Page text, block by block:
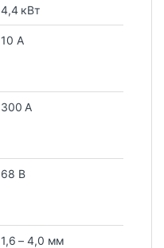
4,4 кВт
10 А
300 А
68 В
1,6 – 4,0 мм